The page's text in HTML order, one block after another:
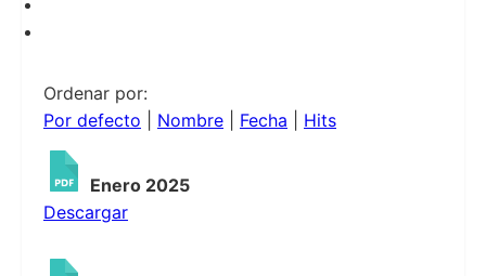
Ordenar por:
Por defecto
Nombre Fecha Hits
Enero 2025
Descargar